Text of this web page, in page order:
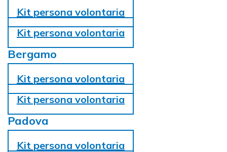
Kit persona volontaria
Kit persona volontaria
Bergamo
Kit persona volontaria
Kit persona volontaria
Padova
Kit persona volontaria